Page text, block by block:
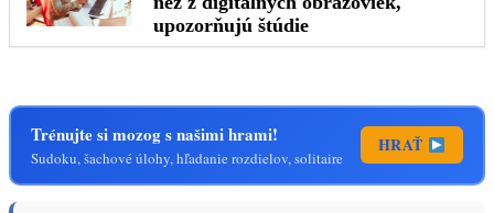
Trénujte si mozog s našimi hrami!
Sudoku, šachové úlohy, hľadanie rozdielov, solitaire
HRAŤ